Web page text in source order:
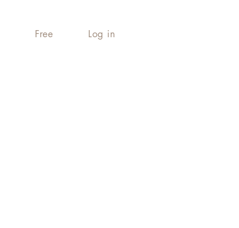
Free Log in